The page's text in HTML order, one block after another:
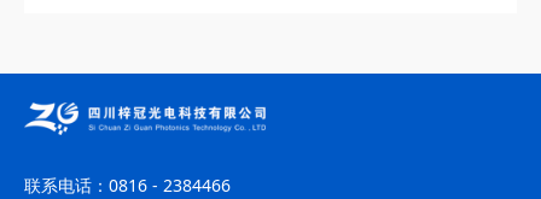
联系电话： 0816 - 2384466